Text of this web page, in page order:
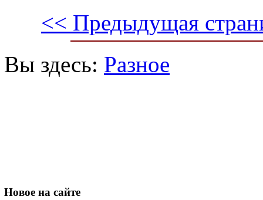
<< Предыдущая
Вы здесь: Разное
Новое на сайте